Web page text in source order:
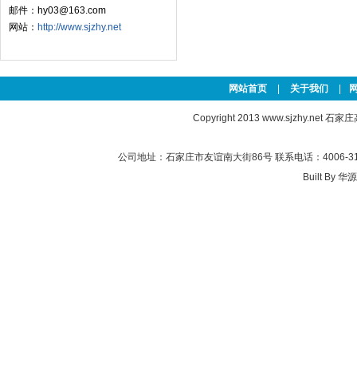
邮件：hy03@163.com
网站： http://www.sjzhy.net
网站首页 关于我们
Copyright 2013 www.sjzhy.net石家庄
公司地址：石家庄市友谊南大街86号 联系电话：4006-
Built By 华